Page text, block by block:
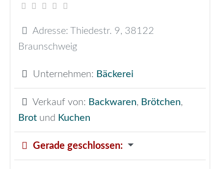
Adresse: Thiedestr. 9, 38122
Braunschweig
Unternehmen: Bäckerei
Verkauf von: Backwaren, Brötchen,
Brot und Kuchen
Gerade geschlossen: